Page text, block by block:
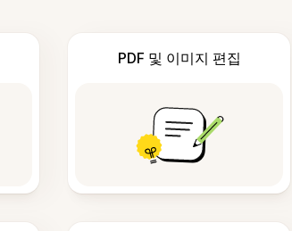
PDF 및 이미지 편집